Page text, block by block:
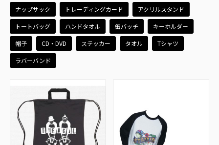
ナップサック トレーディングカード アクリルスタンド
トートバッグ ハンドタオル 缶バッチ キーホルダー
帽子 CD・DVD ステッカー タオル Tシャツ
ラバーバンド